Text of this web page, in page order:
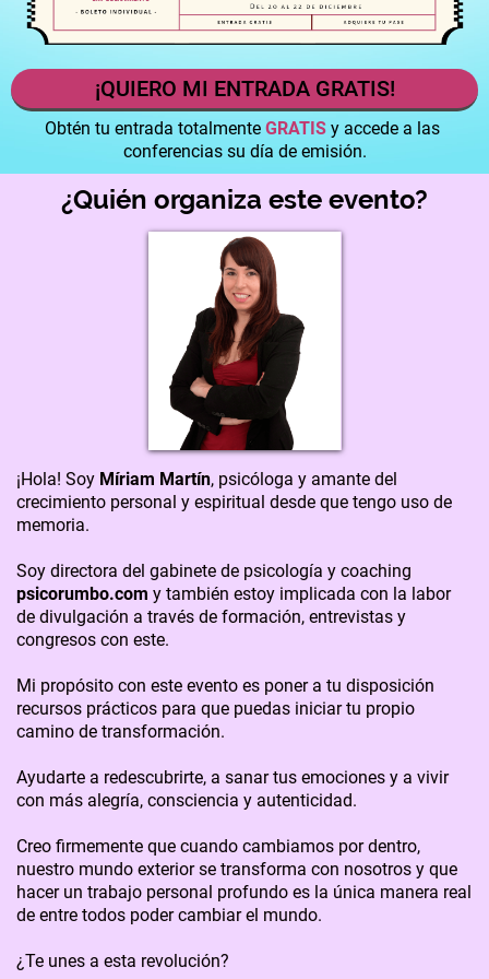
¡QUIERO MI ENTRADA GRATIS!
Obtén tu entrada totalmente GRATIS y accede a las
conferencias su día de emisión.
¿Quién organiza este evento?
¡Hola! Soy Míriam Martín, psicóloga y amante del
crecimiento personal y espiritual desde que tengo uso de
memoria.
Soy directora del gabinete de psicología y coaching
psicorumbo.com y también estoy implicada con la labor
de divulgación a través de formación, entrevistas y
congresos con este.
Mi propósito con este evento es poner a tu disposición
recursos prácticos para que puedas iniciar tu propio
camino de transformación.
Ayudarte a redescubrirte, a sanar tus emociones y a vivir
con más alegría, consciencia y autenticidad.
Creo firmemente que cuando cambiamos por dentro,
nuestro mundo exterior se transforma con nosotros y que
hacer un trabajo personal profundo es la única manera real
de entre todos poder cambiar el mundo.
¿Te unes a esta revolución?